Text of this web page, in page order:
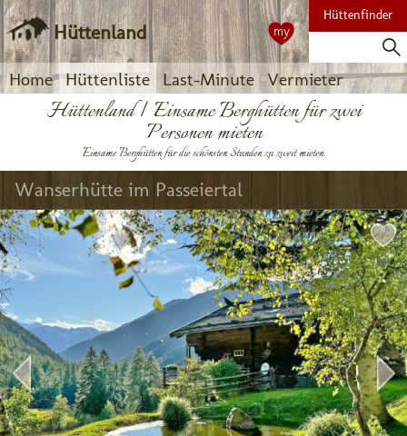
Hüttenland
Home Hüttenliste Last-Minute Vermieter
Hüttenfinder
my
Hüttenland | Einsame Berghütten für zwei
Personen mieten
Einsame Berghütten für die schönsten Stunden zu zweit mieten.
Wanserhütte im Passeiertal